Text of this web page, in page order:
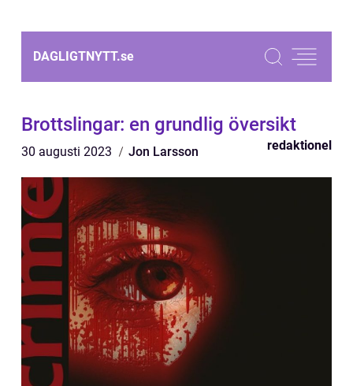
DAGLIGTNYTT.se
Brottslingar: en grundlig översikt
30 augusti 2023 Jon Larsson redaktionel